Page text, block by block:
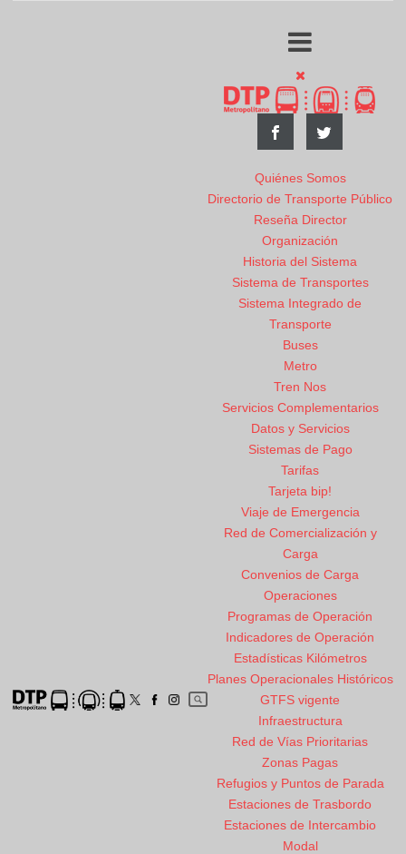
Quiénes Somos
Directorio de Transporte Público
Reseña Director
Organización
Historia del Sistema
Sistema de Transportes
Sistema Integrado de
Transporte
Buses
Metro
Tren Nos
Servicios Complementarios
Datos y Servicios
Sistemas de Pago
Tarifas
Tarjeta bip!
Viaje de Emergencia
Red de Comercialización y
Carga
Convenios de Carga
Operaciones
Programas de Operación
Indicadores de Operación
Estadísticas Kilómetros
Planes Operacionales Históricos
GTFS vigente
Infraestructura
Red de Vías Prioritarias
Zonas Pagas
Refugios y Puntos de Parada
Estaciones de Trasbordo
Estaciones de Intercambio
Modal